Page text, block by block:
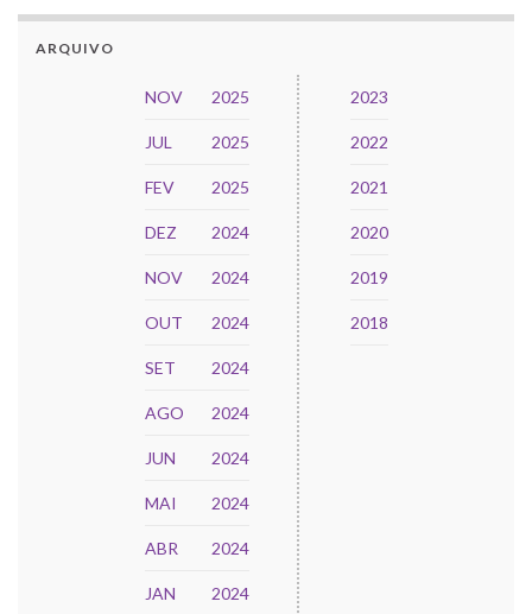
ARQUIVO
NOV 2025
JUL 2025
FEV 2025
DEZ 2024
NOV 2024
OUT 2024
SET 2024
AGO 2024
JUN 2024
MAI 2024
ABR 2024
JAN 2024
2023
2022
2021
2020
2019
2018